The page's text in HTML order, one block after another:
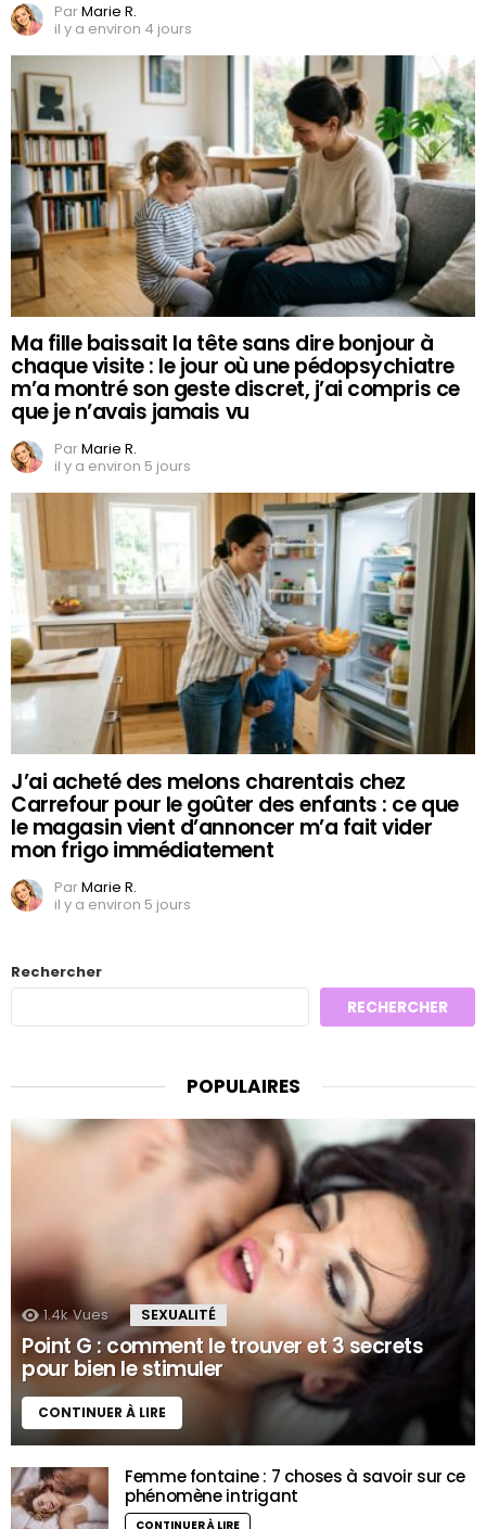
ParMarie R.
il y a environ 4 jours
Ma fille baissait la tête sans dire bonjour à
chaque visite : le jour où une pédopsychiatre
m’a montré son geste discret, j’ai compris ce
que je n’avais jamais vu
ParMarie R.
il y a environ 5 jours
J’ai acheté des melons charentais chez
Carrefour pour le goûter des enfants : ce que
le magasin vient d’annoncer m’a fait vider
mon frigo immédiatement
ParMarie R.
il y a environ 5 jours
Rechercher
RECHERCHER
POPULAIRES
1.4k Vues SEXUALITÉ
Point G : comment le trouver et 3 secrets
pour bien le stimuler
CONTINUER À LIRE
Femme fontaine : 7 choses à savoir sur ce
phénomène intrigant
CONTINUER À LIRE